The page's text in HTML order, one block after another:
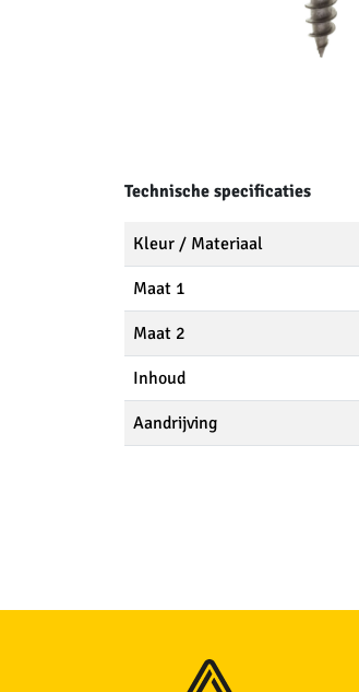
Technische specificaties
Kleur / Materiaal
Maat 1
Maat 2
Inhoud
Aandrijving